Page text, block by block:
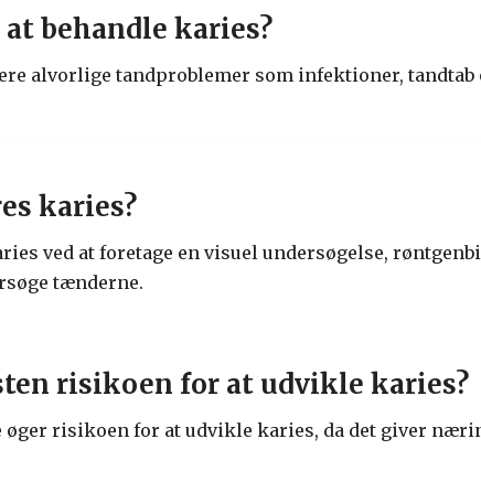
behandle karies?
alvorlige tandproblemer som infektioner, tandtab
karies?
ved at foretage en visuel undersøgelse,
tænderne.
risikoen for at udvikle karies?
risikoen for at udvikle karies, da det giver